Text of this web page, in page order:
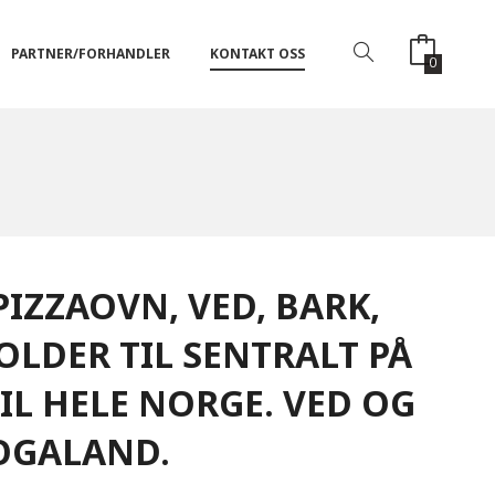
PARTNER/FORHANDLER KONTAKT OSS 0
VED, BARK,
TIL SENTRALT PÅ
HELE NORGE. VED OG